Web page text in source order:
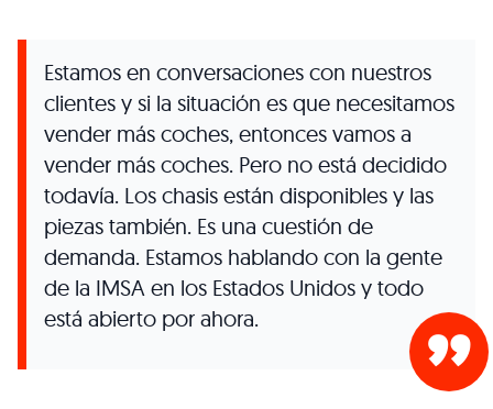
Estamos en conversaciones con nuestros
clientes y si la situación es que necesitamos
vender más coches, entonces vamos a
vender más coches. Pero no está decidido
todavía. Los chasis están disponibles y las
piezas también. Es una cuestión de
demanda. Estamos hablando con la gente
de la IMSA en los Estados Unidos y todo
está abierto por ahora.